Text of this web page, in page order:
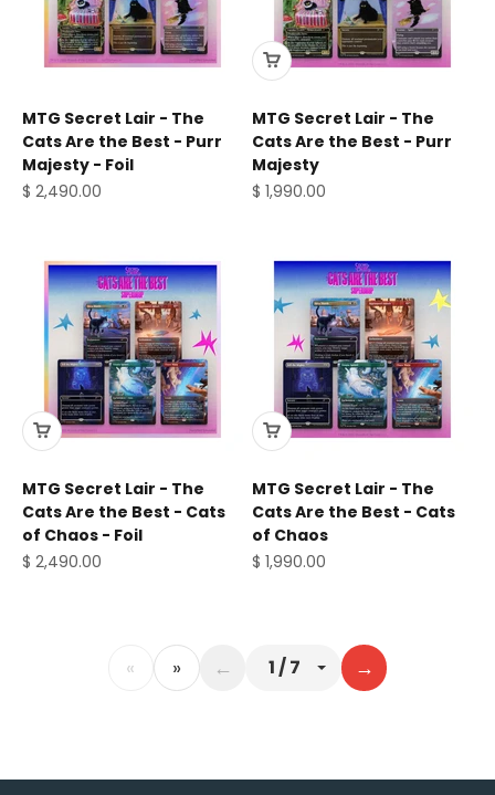
MTG Secret Lair - The
Cats Are the Best - Purr
Majesty - Foil
Precio de oferta
$ 2,490.00
MTG Secret Lair - The
Cats Are the Best - Purr
Majesty
Precio de oferta
$ 1,990.00
MTG Secret Lair - The
Cats Are the Best - Cats
of Chaos - Foil
Precio de oferta
$ 2,490.00
MTG Secret Lair - The
Cats Are the Best - Cats
of Chaos
Precio de oferta
$ 1,990.00
« ← →
»